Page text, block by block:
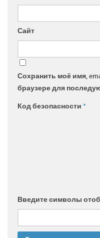
Сайт
Сохранить моё имя,
браузере для
Код безопасности *
Введите символы